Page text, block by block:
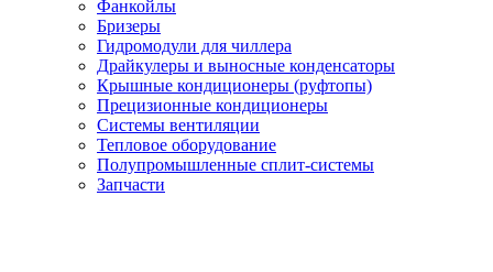
Фанкойлы
Бризеры
Гидромодули для чиллера
Драйкулеры и выносные конденсаторы
Крышные кондиционеры (руфтопы)
Прецизионные кондиционеры
Системы вентиляции
Тепловое оборудование
Полупромышленные сплит-системы
Запчасти